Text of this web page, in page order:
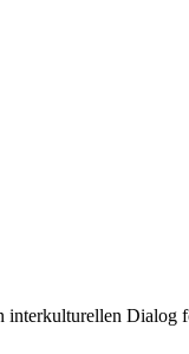
interkulturellen Dialog